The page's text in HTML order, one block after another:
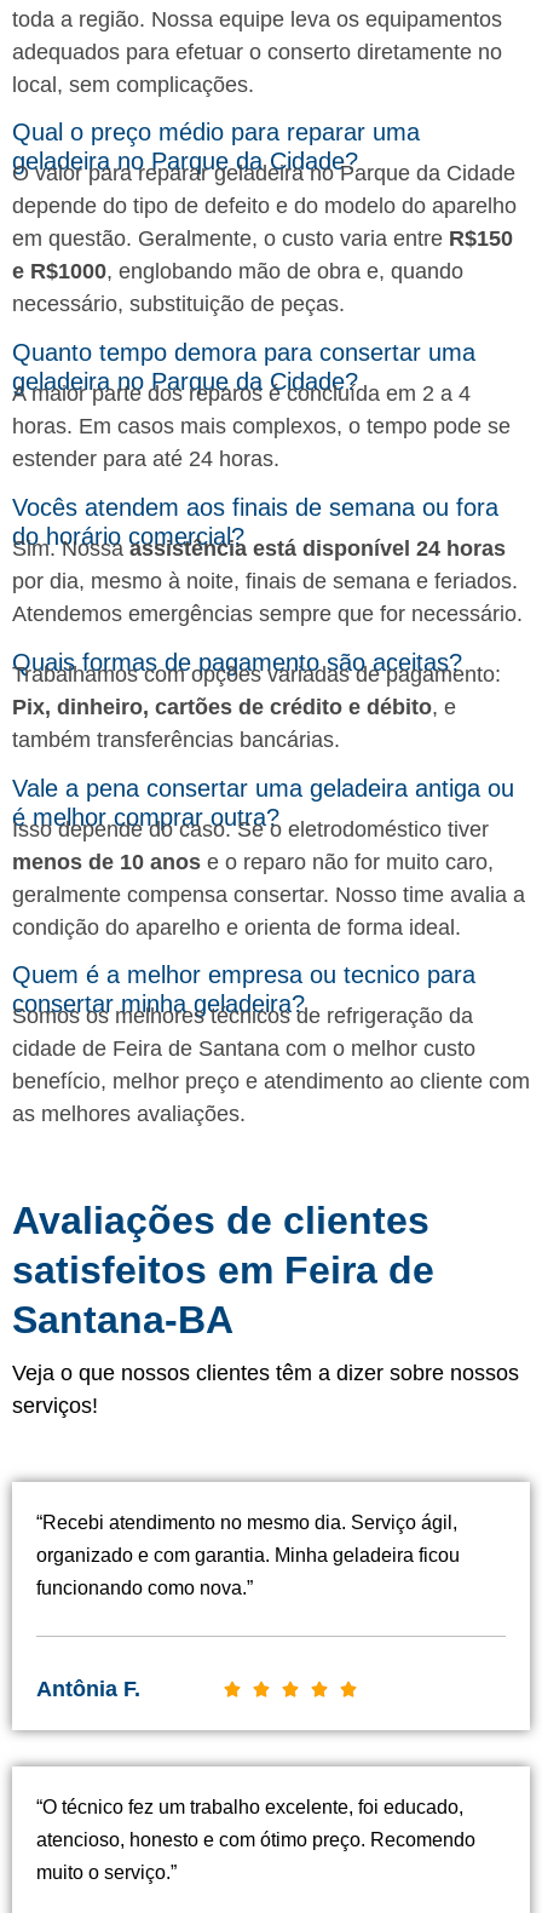
toda a região. Nossa equipe leva os equipamentos
adequados para efetuar o conserto diretamente no
local, sem complicações.
Qual o preço médio para reparar uma
geladeira no Parque da Cidade?
O valor para reparar geladeira no Parque da Cidade
depende do tipo de defeito e do modelo do aparelho
em questão. Geralmente, o custo varia entre R$150
e R$1000, englobando mão de obra e, quando
necessário, substituição de peças.
Quanto tempo demora para consertar uma
geladeira no Parque da Cidade?
A maior parte dos reparos é concluída em 2 a 4
horas. Em casos mais complexos, o tempo pode se
estender para até 24 horas.
Vocês atendem aos finais de semana ou fora
do horário comercial?
Sim. Nossa assistência está disponível 24 horas
por dia, mesmo à noite, finais de semana e feriados.
Atendemos emergências sempre que for necessário.
Quais formas de pagamento são aceitas?
Trabalhamos com opções variadas de pagamento:
Pix, dinheiro, cartões de crédito e débito, e
também transferências bancárias.
Vale a pena consertar uma geladeira antiga ou
é melhor comprar outra?
Isso depende do caso. Se o eletrodoméstico tiver
menos de 10 anos e o reparo não for muito caro,
geralmente compensa consertar. Nosso time avalia a
condição do aparelho e orienta de forma ideal.
Quem é a melhor empresa ou tecnico para
consertar minha geladeira?
Somos os melhores técnicos de refrigeração da
cidade de Feira de Santana com o melhor custo
benefício, melhor preço e atendimento ao cliente com
as melhores avaliações.
Avaliações de clientes
satisfeitos em Feira de
Santana-BA
Veja o que nossos clientes têm a dizer sobre nossos
serviços!
“Recebi atendimento no mesmo dia. Serviço ágil,
organizado e com garantia. Minha geladeira ficou
funcionando como nova.”
Antônia F.     C
s
i
“O técnico fez um trabalho excelente, foi educado,
atencioso, honesto e com ótimo preço. Recomendo
muito o serviço.”